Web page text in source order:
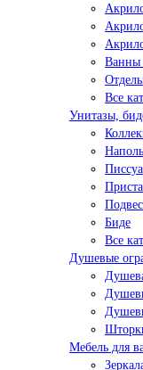
Ванны
Все
Унитазы,
Биде
Все
Душевые
Мебель для